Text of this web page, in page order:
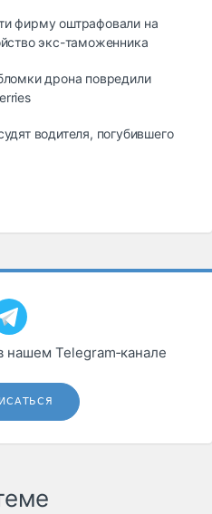
фирму оштрафовали на
экс-таможенника
дрона повредили
водителя, погубившего
нашем Telegram‑канале